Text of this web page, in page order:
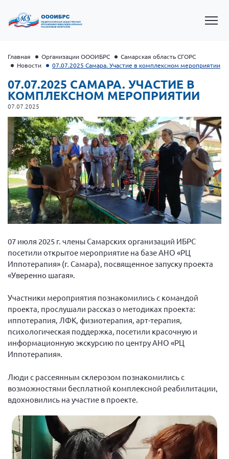
Президент Власов Я.В.
Первый вице-президент Кичигина Н. Ф.
Генеральный директор Матвиевская О.В.
Вице-президент Зрячева Н.В.
Информационная служба
Отдел международных отношений
Вице-президент Валюх М.В.
Вице-президент Чернова А.В.
Вице-президент Цикорин И.В.
Вице-президент Груба Л.В.
Конференция ОООИБРС 2026
Конференция ОООИБРС 2025
Экспертный совет ОООИБРС 2025
Конференция ОООИБРС 2024
Конференция ОООИБРС 2023
Главная Организации ОООИБРС
Самарская область СГОРС
Новости
07.07.2025 Самара. Участие в комплексном мероприятии
07.07.2025 САМАРА. УЧАСТИЕ В
КОМПЛЕКСНОМ МЕРОПРИЯТИИ
07.07.2025
07 июля 2025 г. члены Самарских организаций ИБРС
посетили открытое мероприятие на базе АНО «РЦ
Иппотерапия» (г. Самара), посвященное запуску проекта
«Уверенно шагая».
Участники мероприятия познакомились с командой
проекта, прослушали рассказ о методиках проекта:
иппотерапия, ЛФК, физиотерапия, арт-терапия,
психологическая поддержка, посетили красочную и
информационную экскурсию по центру АНО «РЦ
Иппотерапия».
Люди с рассеянным склерозом познакомились с
возможностями бесплатной комплексной реабилитации,
вдохновились на участие в проекте.